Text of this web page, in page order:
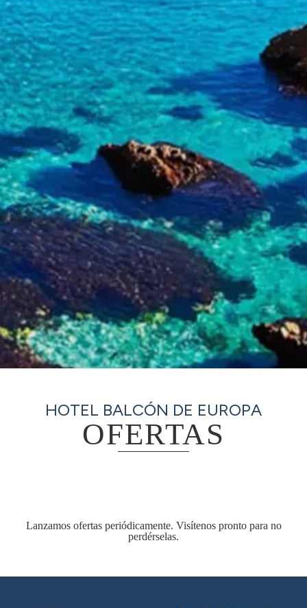
HOTEL BALCÓN DE EUROPA
OFERTAS
Lanzamos ofertas periódicamente. Visítenos pronto para no
perdérselas.